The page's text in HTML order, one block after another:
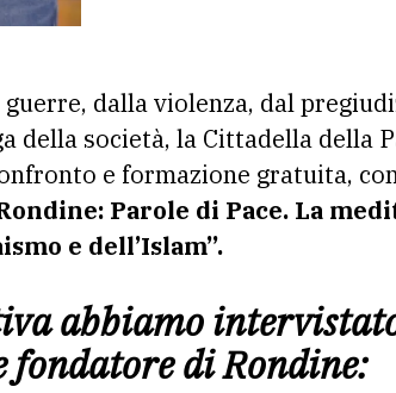
della società, la Cittadella della
e formazione gratuita,
Parole di Pace. La
e dell’Islam”.
abbiamo
fondatore di Rondine: